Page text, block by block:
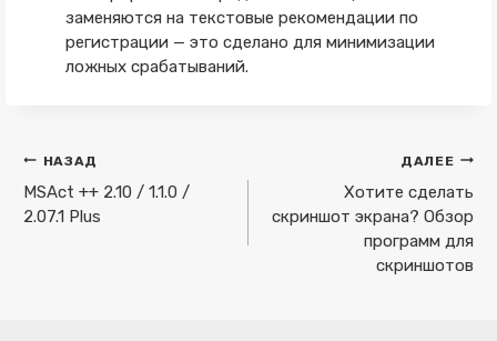
заменяются на текстовые рекомендации по
регистрации — это сделано для минимизации
ложных срабатываний.
Навигация
по
записям
НАЗАД
MSAct ++ 2.10 / 1.1.0 /
2.07.1 Plus
ДАЛЕЕ
Хотите сделать
скриншот экрана? Обзор
программ для
скриншотов